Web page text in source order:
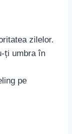
zilelor.
ți umbra în
pe